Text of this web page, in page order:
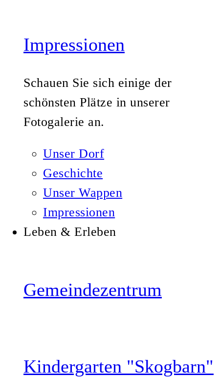
Impressionen
Schauen Sie sich einige der
schönsten Plätze in unserer
Fotogalerie an.
Unser Dorf
Geschichte
Unser Wappen
Impressionen
Leben & Erleben
Gemeindezentrum
Kindergarten "Skogbarn"